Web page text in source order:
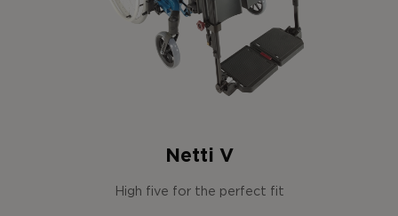
Netti V
High five for the perfect fit